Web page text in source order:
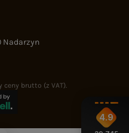
Nadarzyn
brutto (z VAT).
4.9